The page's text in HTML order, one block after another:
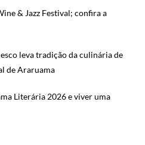
& Jazz Festival; confira a
leva tradição da culinária de
de Araruama
Literária 2026 e viver uma